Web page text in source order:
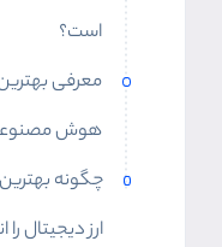
است؟
معرفی بهترین
هوش
چگونه
ارز دیجیتال